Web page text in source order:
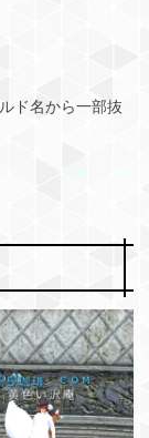
ド名から一部抜